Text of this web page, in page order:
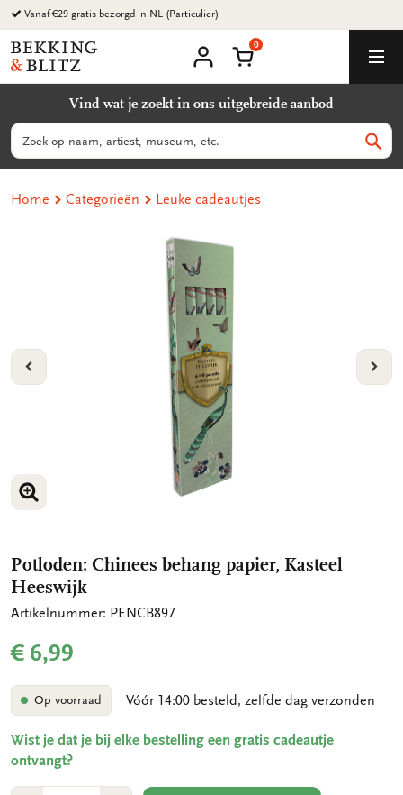
Ga
naar
content
Vanaf €29 gratis bezorgd in NL (Particulier)
Bekking
&
B.V.
account
Winkelmand
0
Vind wat je zoekt in ons uitgebreide aanbod
Zoeken
Home Categorieën Leuke cadeautjes
VORIGE
VERGROOT AFBEELDING
VERGROOT AFBEELDING
Potloden: Chinees behang papier, Kasteel
Heeswijk
Artikelnummer: PENCB897
€ 6,99
Op voorraad Vóór 14:00 besteld, zelfde dag verzonden
Wist je dat je bij elke bestelling een gratis cadeautje
ontvangt?